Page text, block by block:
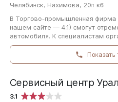
Челябинск, Нахимова, 20п к6
В Торгово-промышленная фирма
нашем сайте — 4.1) смогут
автомобиля. К специалистам
если вы обнаружили
Показать
3.1
Сервисный центр